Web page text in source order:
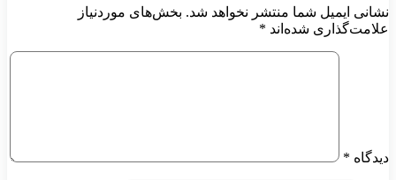
نشانی ایمیل شما منتشر نخواهد شد. بخش‌های موردنیاز
علامت‌گذاری شده‌اند *
دیدگاه *